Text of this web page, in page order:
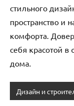
стильного
пространство и
комфорта.
себя красотой
дома.
Дизайн и